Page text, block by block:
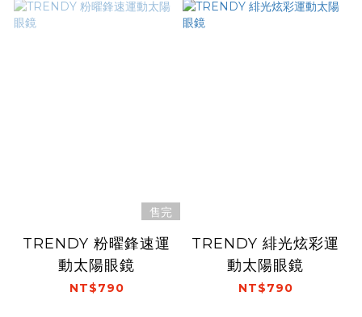
售完
TRENDY 粉曜鋒速運
動太陽眼鏡
NT$790
TRENDY 緋光炫彩運
動太陽眼鏡
NT$790